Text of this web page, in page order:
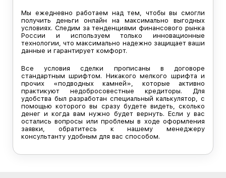
Мы ежедневно работаем над тем, чтобы вы смогли
получить деньги онлайн на максимально выгодных
условиях. Следим за тенденциями финансового рынка
России и используем только инновационные
технологии, что максимально надежно защищает ваши
данные и гарантирует комфорт.
Все условия сделки прописаны в договоре
стандартным шрифтом. Никакого мелкого шрифта и
прочих «подводных камней», которые активно
практикуют недобросовестные кредиторы. Для
удобства был разработан специальный калькулятор, с
помощью которого вы сразу будете видеть, сколько
денег и когда вам нужно будет вернуть. Если у вас
остались вопросы или проблемы в ходе оформления
заявки, обратитесь к нашему менеджеру
консультанту удобным для вас способом.